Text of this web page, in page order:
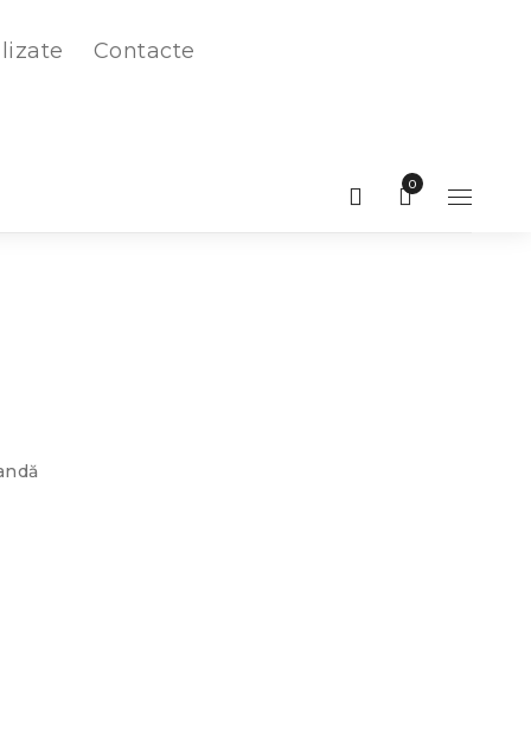
Contacte
0